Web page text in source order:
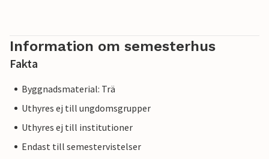
Information om semesterhus
Fakta
Byggnadsmaterial: Trä
Uthyres ej till ungdomsgrupper
Uthyres ej till institutioner
Endast till semestervistelser